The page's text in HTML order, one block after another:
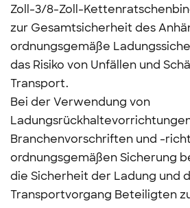
Zoll-3/8-Zoll-
zur Gesamtsicherheit des
ordnungsgemäße
das Risiko von Unfällen und
Transport.
Bei der Verwendung von
Branchenvorschriften und -
ordnungsgemäßen Sicherung
die Sicherheit der Ladung und
Transportvorgang Beteiligten